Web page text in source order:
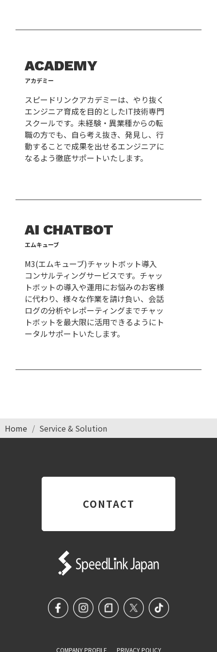
ACADEMY
アカデミー
スピードリンクアカデミーは、やり抜く
エンジニア育成を目的としたIT技術専門
スクールです。未経験・異業種からの転
職の方でも、自ら考え抜き、発見し、行
動することで成果を出せるエンジニアに
なるよう徹底サポートいたします。
AI CHATBOT
エムキューブ
M3(エムキューブ)チャットボット導入
コンサルティングサービスです。チャッ
トボットの導入や運用にお悩みのお客様
に代わり、様々な作業を請け負い、会話
ログの分析やレポーティングまでチャッ
トボットを最大限に活用できるようにト
ータルサポートいたします。
Home Service & Solution
CONTACT
COMPANY PROFILE PRIVACY POLICY